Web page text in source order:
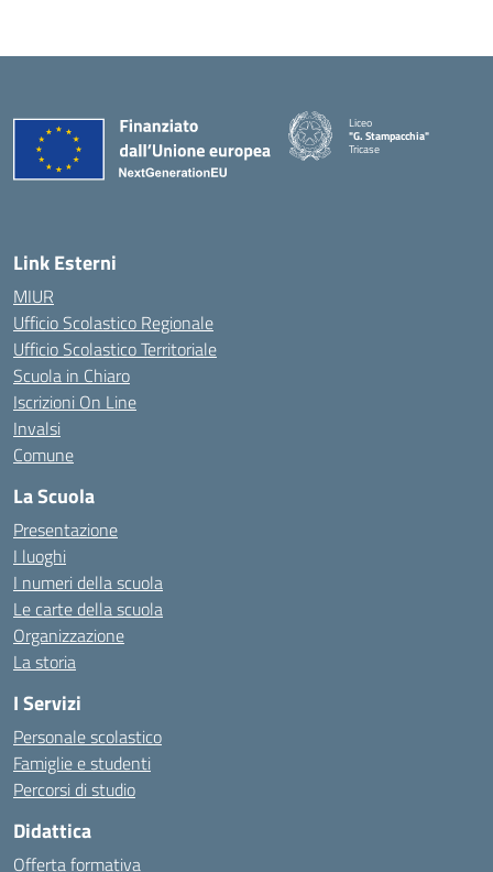
Liceo
"G. Stampacchia"
Tricase
Link Esterni
MIUR
Ufficio Scolastico Regionale
Ufficio Scolastico Territoriale
Scuola in Chiaro
Iscrizioni On Line
Invalsi
Comune
La Scuola
Presentazione
I luoghi
I numeri della scuola
Le carte della scuola
Organizzazione
La storia
I Servizi
Personale scolastico
Famiglie e studenti
Percorsi di studio
Didattica
Offerta formativa